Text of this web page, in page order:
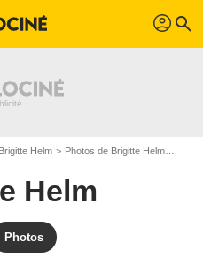
profil search
Brigitte Helm Photos de Brigitte Helm
Helm
Photos